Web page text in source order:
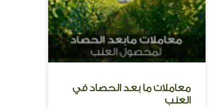
معاملات ما بعد الحصاد في
العنب